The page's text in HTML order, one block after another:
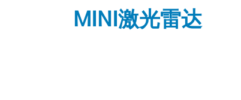
MINI激光雷达